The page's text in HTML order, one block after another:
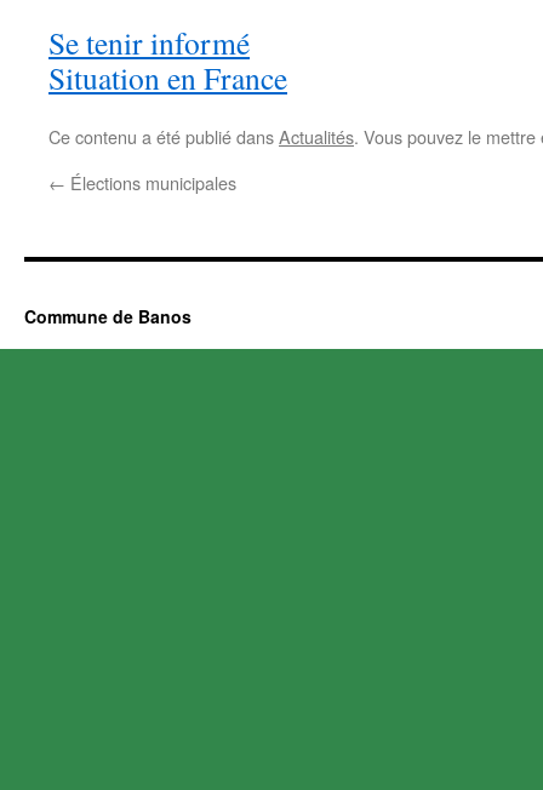
Se tenir informé
Situation en France
Ce contenu a été publié dansActualités. Vous pouvez le
← Élections municipales
Commune de Banos